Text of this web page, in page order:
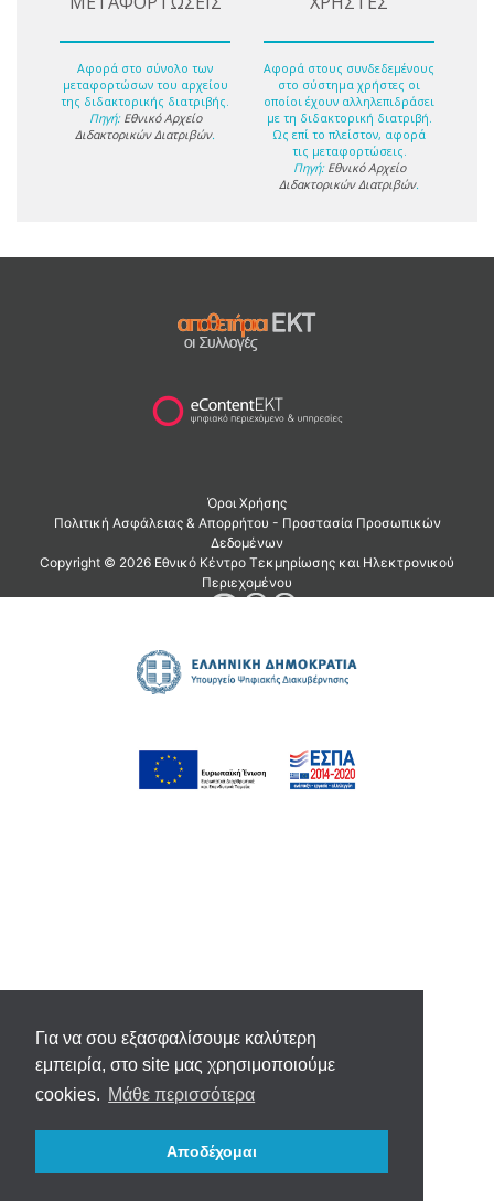
Για να σου εξασφαλίσουμε καλύτερη
εμπειρία, στο site μας χρησιμοποιούμε
cookies. Μάθε περισσότερα
Αποδέχομαι
Αφορά στο σύνολο των
μεταφορτώσων του αρχείου
της διδακτορικής διατριβής.
Πηγή: Εθνικό Αρχείο
Διδακτορικών Διατριβών.
Αφορά στους συνδεδεμένους
στο σύστημα χρήστες οι
οποίοι έχουν αλληλεπιδράσει
με τη διδακτορική διατριβή.
Ως επί το πλείστον, αφορά
τις μεταφορτώσεις.
Πηγή: Εθνικό Αρχείο
Διδακτορικών Διατριβών.